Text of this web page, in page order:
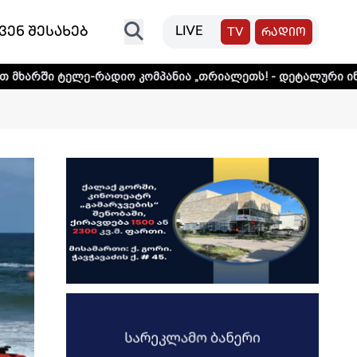
შესახებ LIVE TV რადიო
კომპანია „თრიალეთს! - დეტალური